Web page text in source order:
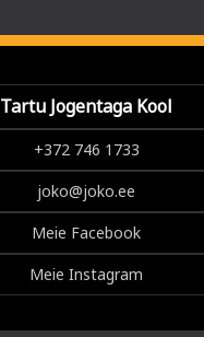
Tartu Jogentaga Kool
+372 746 1733
joko@joko.ee
Meie Facebook
Meie Instagram